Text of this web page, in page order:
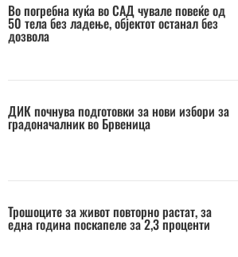
Во погребна куќа во САД чувале повеќе од
50 тела без ладење, објектот останал без
дозвола
ДИК почнува подготовки за нови избори за
градоначалник во Брвеница
Трошоците за живот повторно растат, за
една година поскапеле за 2,3 проценти